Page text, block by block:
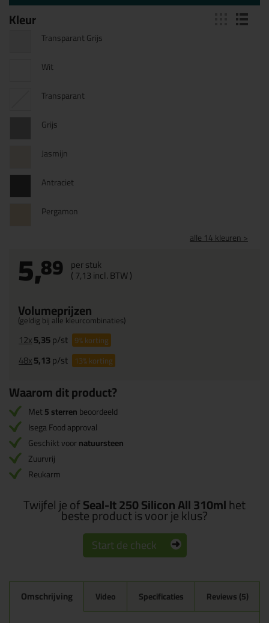
Kleur
Transparant Grijs
Wit
Transparant
Grijs
Jasmijn
Antraciet
Pergamon
alle 14 kleuren >
5,89 per stuk
(7,13incl. BTW )
Volumeprijzen
(geldig bij alle kleurcombinaties)
12x5,35p/st 9%korting
48x5,13p/st 13%korting
Waarom dit product?
Met5 sterrenbeoordeeld
Isega Food approval
Geschikt voornatuursteen
Zuurvrij
Reukarm
Twijfel je ofSeal-It 250 Silicon All 310mlhet
beste product is voor je klus?
Start de check
Omschrijving Video Specificaties Reviews (5)